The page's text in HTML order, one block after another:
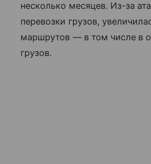
несколько месяцев. Из-за
перевозки грузов,
маршрутов — в том числе в
грузов.